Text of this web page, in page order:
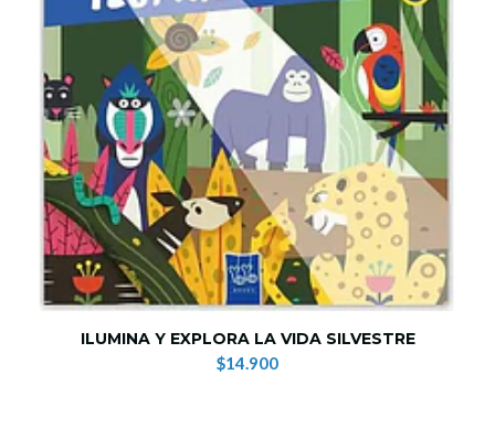
ILUMINA Y EXPLORA LA VIDA SILVESTRE
$14.900